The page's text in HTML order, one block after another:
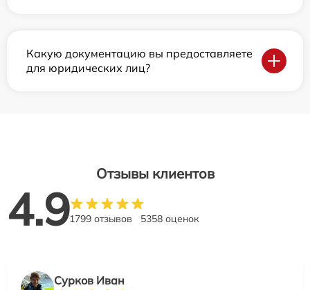
Какую документацию вы предоставляете
для юридических лиц?
Отзывы клиентов
4.91799 отзывов 5358 оценок
Сурков Иван